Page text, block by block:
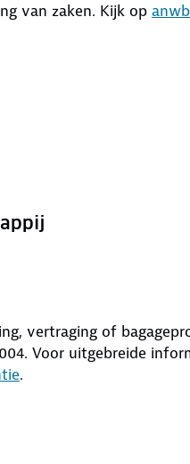
van zaken. Kijk op
vertraging of
Voor uitgebreide
.